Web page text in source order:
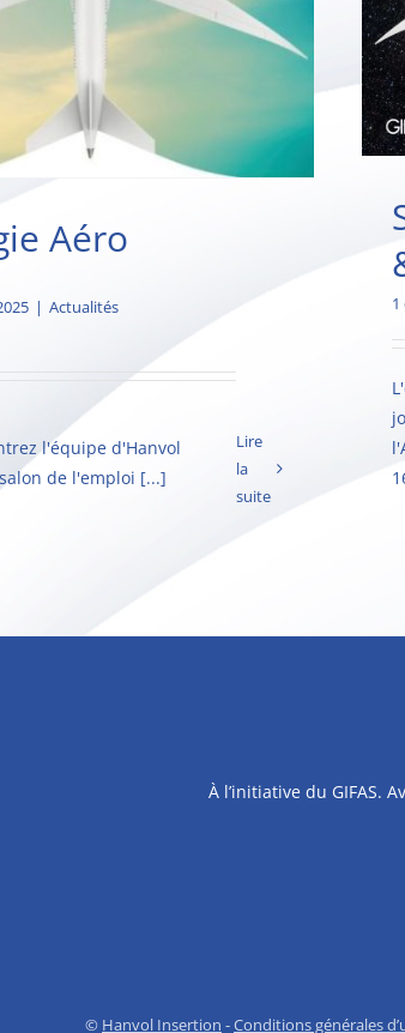
Aéro
| Actualités
l'équipe d'Hanvol
de l'emploi [...]
Lire
la
suite
À l’initiative du GIFAS.
© Hanvol Insertion -Conditions générales